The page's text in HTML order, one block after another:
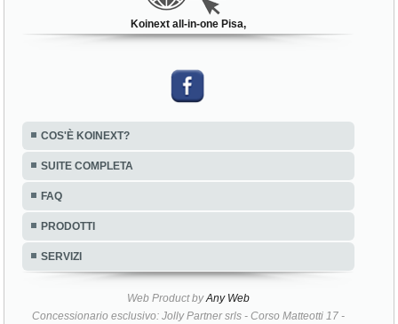
Koinext all-in-one Pisa,
COS'È KOINEXT?
SUITE COMPLETA
FAQ
PRODOTTI
SERVIZI
Web Product byAny Web
Concessionario esclusivo: Jolly Partner srls - Corso Matteotti 17 -